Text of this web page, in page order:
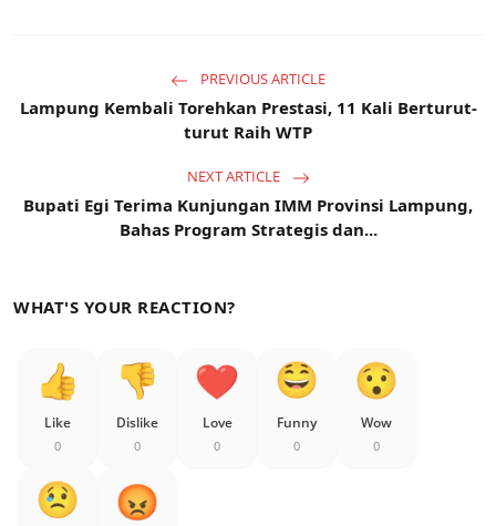
PREVIOUS ARTICLE
Lampung Kembali Torehkan Prestasi, 11 Kali Berturut-
turut Raih WTP
NEXT ARTICLE
Bupati Egi Terima Kunjungan IMM Provinsi Lampung,
Bahas Program Strategis dan...
WHAT'S YOUR REACTION?
Like
0
Dislike
0
Love
0
Funny
0
Wow
0